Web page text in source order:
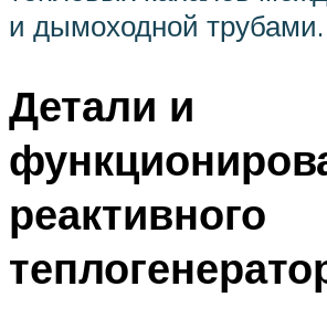
и дымоходной трубами.
Детали и
реактивного